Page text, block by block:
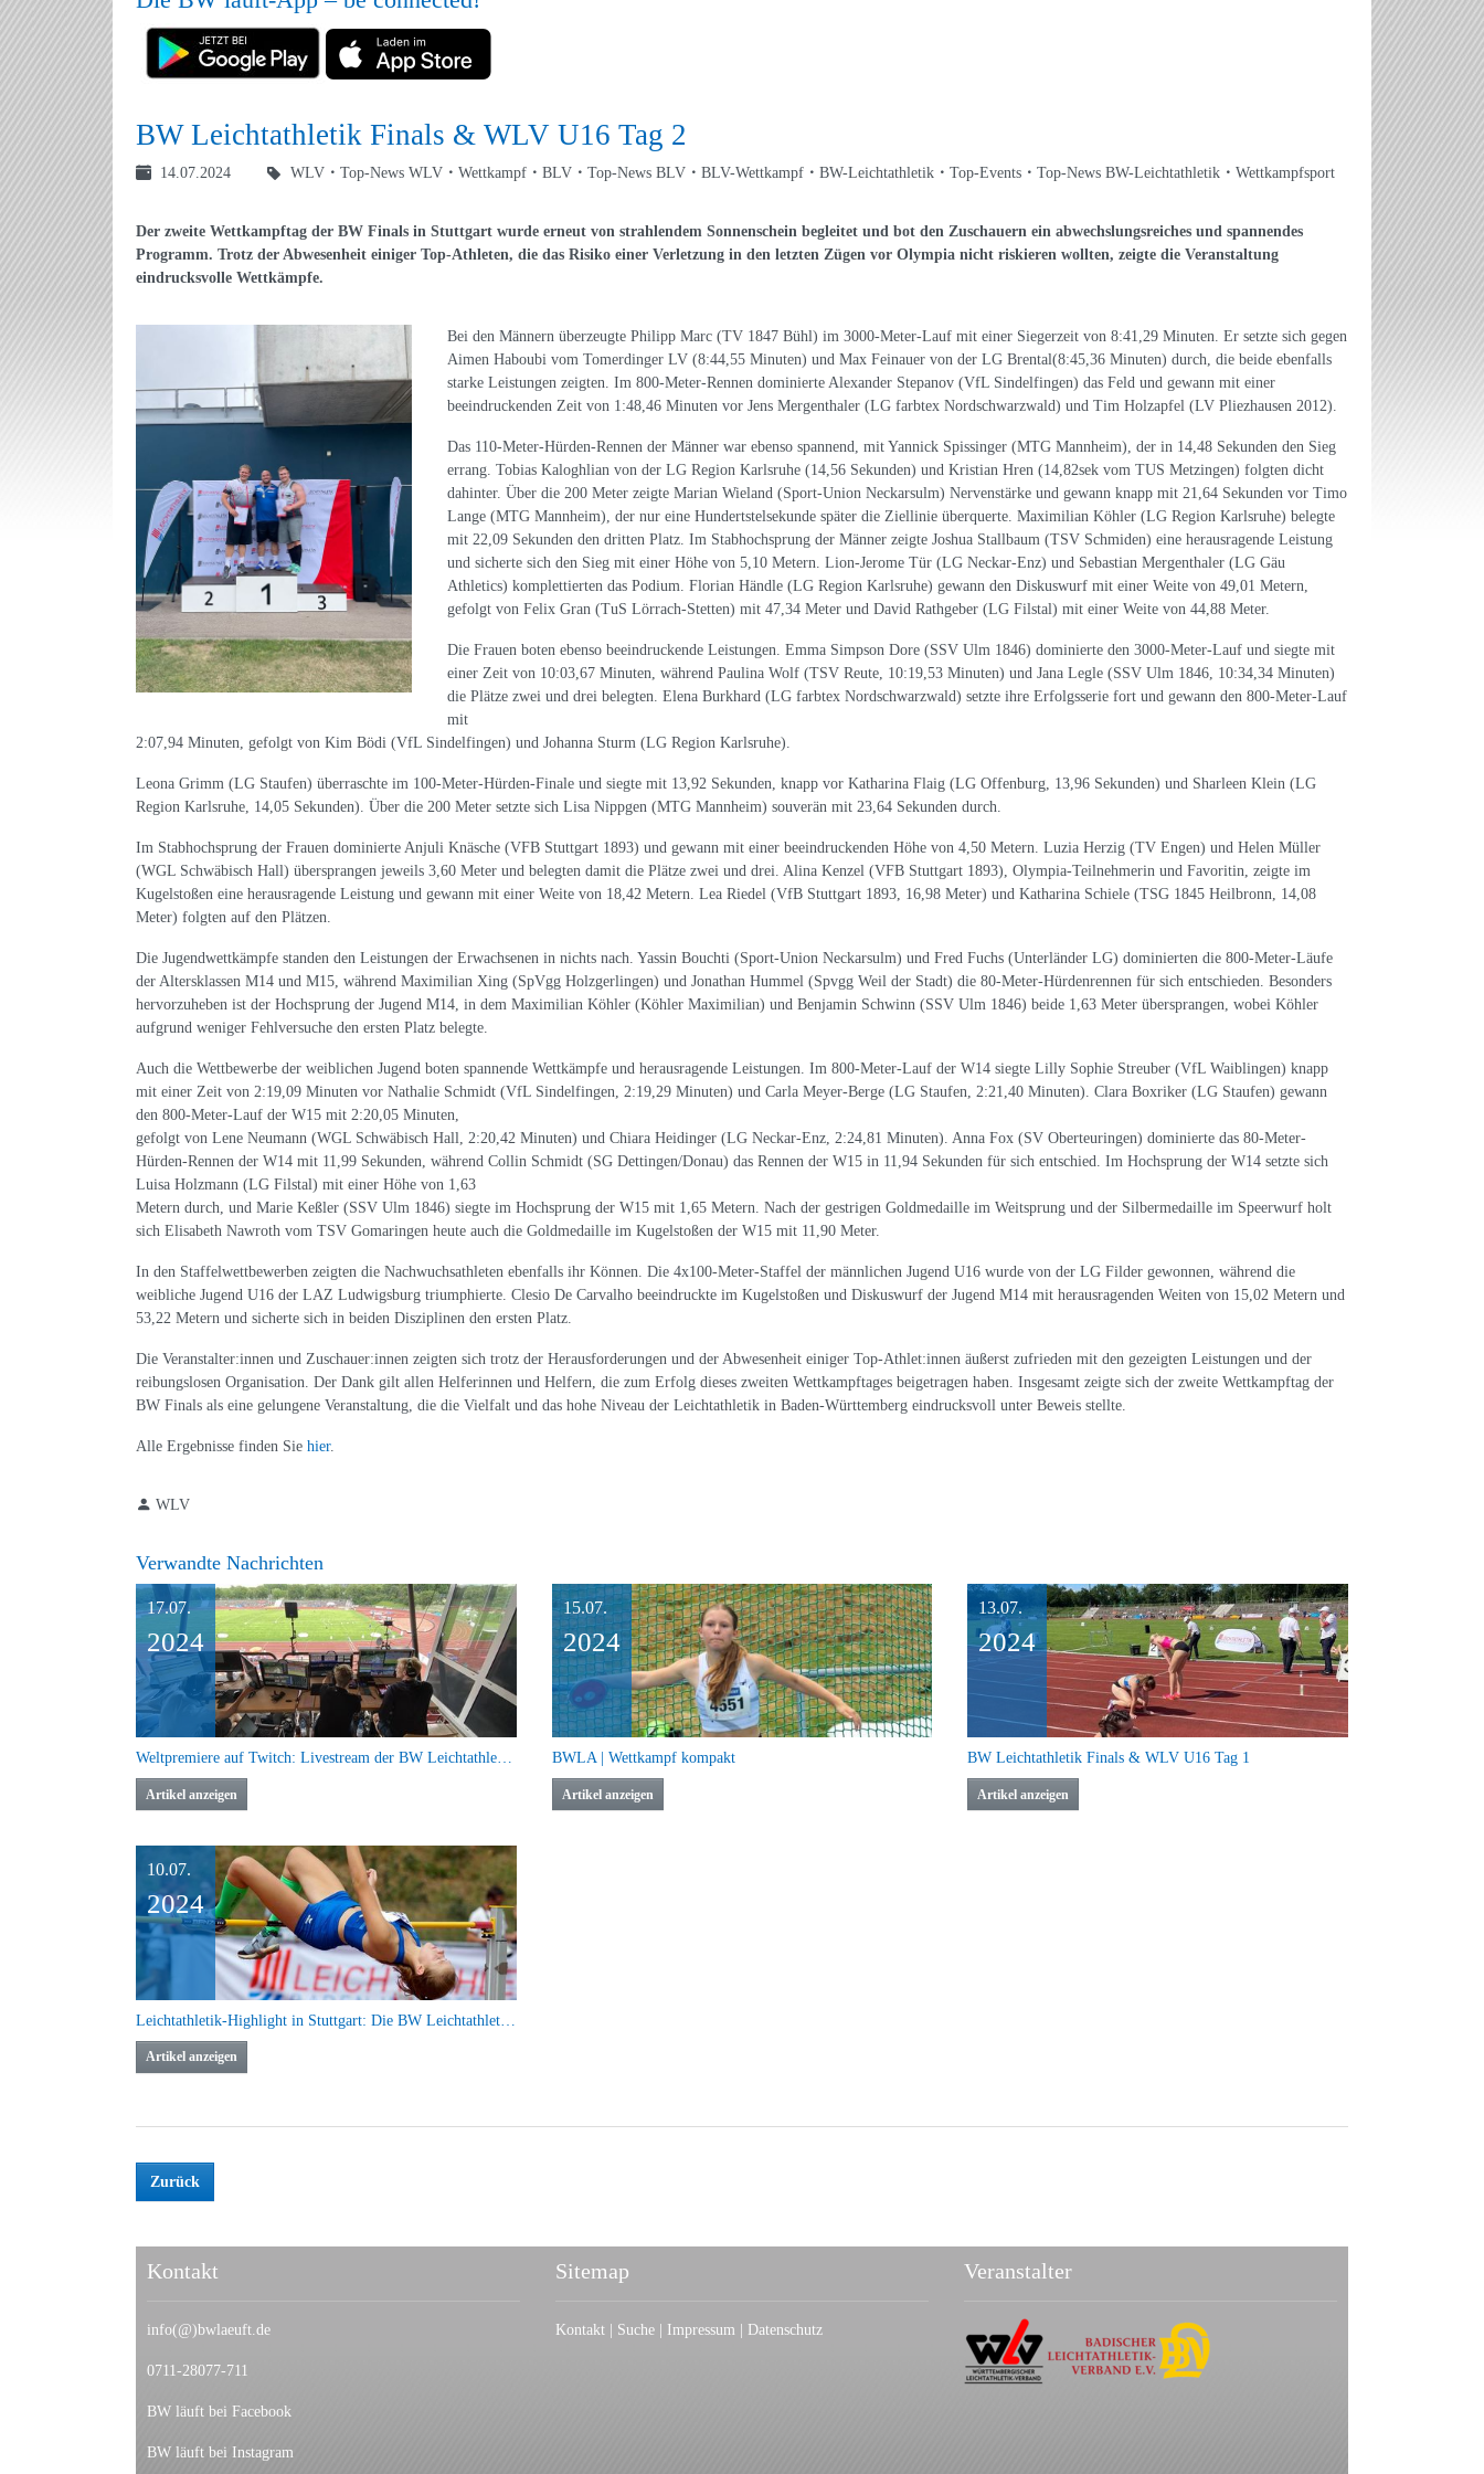
BW Leichtathletik Finals & WLV U16 Tag 2
14.07.2024 WLV Top-News WLV Wettkampf BLV Top-News BLV BLV-Wettkampf BW-Leichtathletik Top-Events Top-News BW-Leichtathletik Wettkampfsport
Der zweite Wettkampftag der BW Finals in Stuttgart wurde erneut von strahlendem Sonnenschein begleitet und bot den Zuschauern ein abwechslungsreiches und spannendes
Programm. Trotz der Abwesenheit einiger Top-Athleten, die das Risiko einer Verletzung in den letzten Zügen vor Olympia nicht riskieren wollten, zeigte die Veranstaltung
eindrucksvolle Wettkämpfe.
Bei den Männern überzeugte Philipp Marc (TV 1847 Bühl) im 3000-Meter-Lauf mit einer Siegerzeit von 8:41,29 Minuten. Er setzte sich gegen
Aimen Haboubi vom Tomerdinger LV (8:44,55 Minuten) und Max Feinauer von der LG Brental(8:45,36 Minuten) durch, die beide ebenfalls
starke Leistungen zeigten. Im 800-Meter-Rennen dominierte Alexander Stepanov (VfL Sindelfingen) das Feld und gewann mit einer
beeindruckenden Zeit von 1:48,46 Minuten vor Jens Mergenthaler (LG farbtex Nordschwarzwald) und Tim Holzapfel (LV Pliezhausen 2012).
Das 110-Meter-Hürden-Rennen der Männer war ebenso spannend, mit Yannick Spissinger (MTG Mannheim), der in 14,48 Sekunden den Sieg
errang. Tobias Kaloghlian von der LG Region Karlsruhe (14,56 Sekunden) und Kristian Hren (14,82sek vom TUS Metzingen) folgten dicht
dahinter. Über die 200 Meter zeigte Marian Wieland (Sport-Union Neckarsulm) Nervenstärke und gewann knapp mit 21,64 Sekunden vor Timo
Lange (MTG Mannheim), der nur eine Hundertstelsekunde später die Ziellinie überquerte. Maximilian Köhler (LG Region Karlsruhe) belegte
mit 22,09 Sekunden den dritten Platz. Im Stabhochsprung der Männer zeigte Joshua Stallbaum (TSV Schmiden) eine herausragende Leistung
und sicherte sich den Sieg mit einer Höhe von 5,10 Metern. Lion-Jerome Tür (LG Neckar-Enz) und Sebastian Mergenthaler (LG Gäu
Athletics) komplettierten das Podium. Florian Händle (LG Region Karlsruhe) gewann den Diskuswurf mit einer Weite von 49,01 Metern,
gefolgt von Felix Gran (TuS Lörrach-Stetten) mit 47,34 Meter und David Rathgeber (LG Filstal) mit einer Weite von 44,88 Meter.
Die Frauen boten ebenso beeindruckende Leistungen. Emma Simpson Dore (SSV Ulm 1846) dominierte den 3000-Meter-Lauf und siegte mit
einer Zeit von 10:03,67 Minuten, während Paulina Wolf (TSV Reute, 10:19,53 Minuten) und Jana Legle (SSV Ulm 1846, 10:34,34 Minuten)
die Plätze zwei und drei belegten. Elena Burkhard (LG farbtex Nordschwarzwald) setzte ihre Erfolgsserie fort und gewann den 800-Meter-Lauf
mit
2:07,94 Minuten, gefolgt von Kim Bödi (VfL Sindelfingen) und Johanna Sturm (LG Region Karlsruhe).
Leona Grimm (LG Staufen) überraschte im 100-Meter-Hürden-Finale und siegte mit 13,92 Sekunden, knapp vor Katharina Flaig (LG Offenburg, 13,96 Sekunden) und Sharleen Klein (LG
Region Karlsruhe, 14,05 Sekunden). Über die 200 Meter setzte sich Lisa Nippgen (MTG Mannheim) souverän mit 23,64 Sekunden durch.
Im Stabhochsprung der Frauen dominierte Anjuli Knäsche (VFB Stuttgart 1893) und gewann mit einer beeindruckenden Höhe von 4,50 Metern. Luzia Herzig (TV Engen) und Helen Müller
(WGL Schwäbisch Hall) übersprangen jeweils 3,60 Meter und belegten damit die Plätze zwei und drei. Alina Kenzel (VFB Stuttgart 1893), Olympia-Teilnehmerin und Favoritin, zeigte im
Kugelstoßen eine herausragende Leistung und gewann mit einer Weite von 18,42 Metern. Lea Riedel (VfB Stuttgart 1893, 16,98 Meter) und Katharina Schiele (TSG 1845 Heilbronn, 14,08
Meter) folgten auf den Plätzen.
Die Jugendwettkämpfe standen den Leistungen der Erwachsenen in nichts nach. Yassin Bouchti (Sport-Union Neckarsulm) und Fred Fuchs (Unterländer LG) dominierten die 800-Meter-Läufe
der Altersklassen M14 und M15, während Maximilian Xing (SpVgg Holzgerlingen) und Jonathan Hummel (Spvgg Weil der Stadt) die 80-Meter-Hürdenrennen für sich entschieden. Besonders
hervorzuheben ist der Hochsprung der Jugend M14, in dem Maximilian Köhler (Köhler Maximilian) und Benjamin Schwinn (SSV Ulm 1846) beide 1,63 Meter übersprangen, wobei Köhler
aufgrund weniger Fehlversuche den ersten Platz belegte.
Auch die Wettbewerbe der weiblichen Jugend boten spannende Wettkämpfe und herausragende Leistungen. Im 800-Meter-Lauf der W14 siegte Lilly Sophie Streuber (VfL Waiblingen) knapp
mit einer Zeit von 2:19,09 Minuten vor Nathalie Schmidt (VfL Sindelfingen, 2:19,29 Minuten) und Carla Meyer-Berge (LG Staufen, 2:21,40 Minuten). Clara Boxriker (LG Staufen) gewann
den 800-Meter-Lauf der W15 mit 2:20,05 Minuten,
gefolgt von Lene Neumann (WGL Schwäbisch Hall, 2:20,42 Minuten) und Chiara Heidinger (LG Neckar-Enz, 2:24,81 Minuten). Anna Fox (SV Oberteuringen) dominierte das 80-Meter-
Hürden-Rennen der W14 mit 11,99 Sekunden, während Collin Schmidt (SG Dettingen/Donau) das Rennen der W15 in 11,94 Sekunden für sich entschied. Im Hochsprung der W14 setzte sich
Luisa Holzmann (LG Filstal) mit einer Höhe von 1,63
Metern durch, und Marie Keßler (SSV Ulm 1846) siegte im Hochsprung der W15 mit 1,65 Metern. Nach der gestrigen Goldmedaille im Weitsprung und der Silbermedaille im Speerwurf holt
sich Elisabeth Nawroth vom TSV Gomaringen heute auch die Goldmedaille im Kugelstoßen der W15 mit 11,90 Meter.
In den Staffelwettbewerben zeigten die Nachwuchsathleten ebenfalls ihr Können. Die 4x100-Meter-Staffel der männlichen Jugend U16 wurde von der LG Filder gewonnen, während die
weibliche Jugend U16 der LAZ Ludwigsburg triumphierte. Clesio De Carvalho beeindruckte im Kugelstoßen und Diskuswurf der Jugend M14 mit herausragenden Weiten von 15,02 Metern und
53,22 Metern und sicherte sich in beiden Disziplinen den ersten Platz.
Die Veranstalter:innen und Zuschauer:innen zeigten sich trotz der Herausforderungen und der Abwesenheit einiger Top-Athlet:innen äußerst zufrieden mit den gezeigten Leistungen und der
reibungslosen Organisation. Der Dank gilt allen Helferinnen und Helfern, die zum Erfolg dieses zweiten Wettkampftages beigetragen haben. Insgesamt zeigte sich der zweite Wettkampftag der
BW Finals als eine gelungene Veranstaltung, die die Vielfalt und das hohe Niveau der Leichtathletik in Baden-Württemberg eindrucksvoll unter Beweis stellte.
Alle Ergebnisse finden Sie hier.
WLV
Verwandte Nachrichten
17.07.
2024
Weltpremiere auf Twitch: Livestream der BW Leichtathletik Finals mit WLV U16 ein voller Erfolg
Artikel anzeigen
15.07.
2024
BWLA | Wettkampf kompakt
Artikel anzeigen
13.07.
2024
BW Leichtathletik Finals & WLV U16 Tag 1
Artikel anzeigen
10.07.
2024
Artikel anzeigen
Zurück
Kontakt
info(@)bwlaeuft.de
0711-28077-711
BW läuft bei Facebook
BW läuft bei Instagram
Sitemap
Kontakt | Suche | Impressum | Datenschutz
Veranstalter